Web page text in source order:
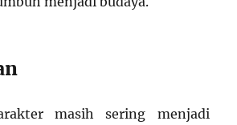
masih sering menjadi